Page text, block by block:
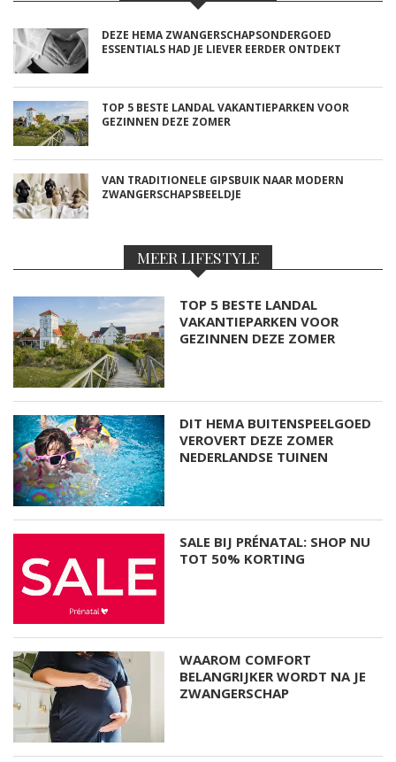
DEZE HEMA ZWANGERSCHAPSONDERGOED
ESSENTIALS HAD JE LIEVER EERDER ONTDEKT
TOP 5 BESTE LANDAL VAKANTIEPARKEN VOOR
GEZINNEN DEZE ZOMER
VAN TRADITIONELE GIPSBUIK NAAR MODERN
ZWANGERSCHAPSBEELDJE
MEER LIFESTYLE
TOP 5 BESTE LANDAL
VAKANTIEPARKEN VOOR
GEZINNEN DEZE ZOMER
DIT HEMA BUITENSPEELGOED
VEROVERT DEZE ZOMER
NEDERLANDSE TUINEN
SALE BIJ PRÉNATAL: SHOP NU
TOT 50% KORTING
WAAROM COMFORT
BELANGRIJKER WORDT NA JE
ZWANGERSCHAP